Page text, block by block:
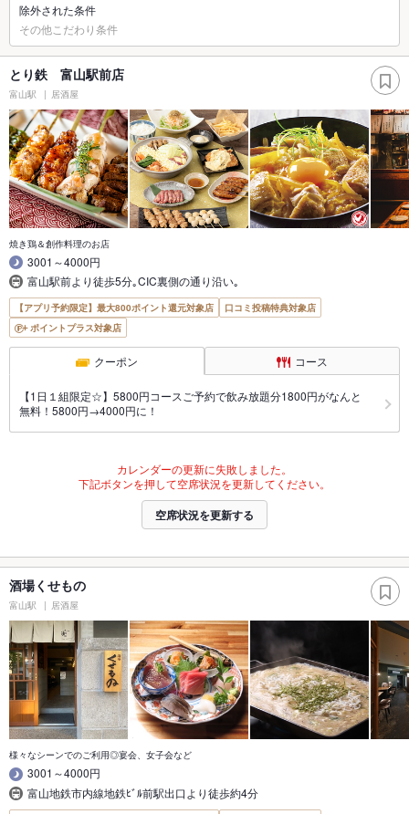
除外された条件
その他こだわり条件
とり鉄 富山駅前店
富山駅 居酒屋
焼き鶏＆創作料理のお店
3001～4000円
富山駅前より徒歩5分｡CIC裏側の通り沿い｡
【アプリ予約限定】最大800ポイント還元対象店
口コミ投稿特典対象店
ポイントプラス対象店
クーポン コース
【1日１組限定☆】5800円コースご予約で飲み放題分1800円がなんと
無料！5800円→4000円に！
カレンダーの更新に失敗しました。
下記ボタンを押して空席状況を更新してください。
空席状況を更新する
酒場くせもの
富山駅 居酒屋
様々なシーンでのご利用◎宴会、女子会など
3001～4000円
富山地鉄市内線地鉄ﾋﾞﾙ前駅出口より徒歩約4分